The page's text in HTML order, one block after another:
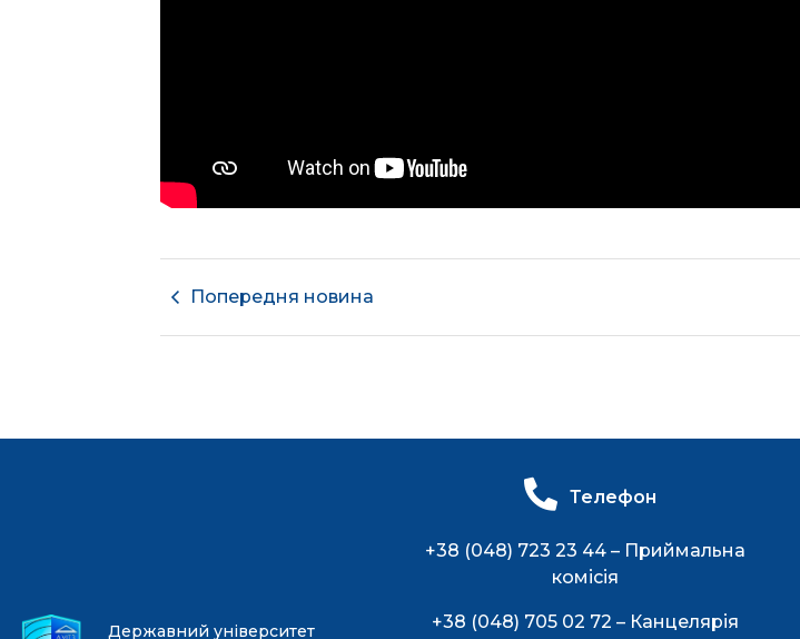
Попередня новина
Державний університет
Телефон
+38 (048) 723 23 44 – Приймальна
комісія
+38 (048) 705 02 72 – Канцелярія